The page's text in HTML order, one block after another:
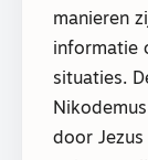
manieren
informatie
situaties.
door